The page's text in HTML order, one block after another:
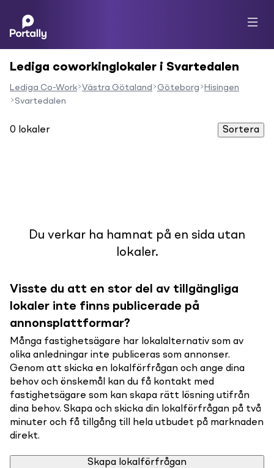
Lediga coworkinglokaler i Svartedalen
Lediga Co-Work Västra Götaland Göteborg
Hisingen
Svartedalen
0 lokaler Sortera
Du verkar ha hamnat på en sida utan
lokaler.
Visste du att en stor del av tillgängliga
lokaler inte finns publicerade på
annonsplattformar?
Många fastighetsägare har lokalalternativ som av
olika anledningar inte publiceras som annonser.
Genom att skicka en lokalförfrågan och ange dina
behov och önskemål kan du få kontakt med
fastighetsägare som kan skapa rätt lösning utifrån
dina behov. Skapa och skicka din lokalförfrågan på två
minuter och få tillgång till hela utbudet på marknaden
direkt.
Skapa lokalförfrågan